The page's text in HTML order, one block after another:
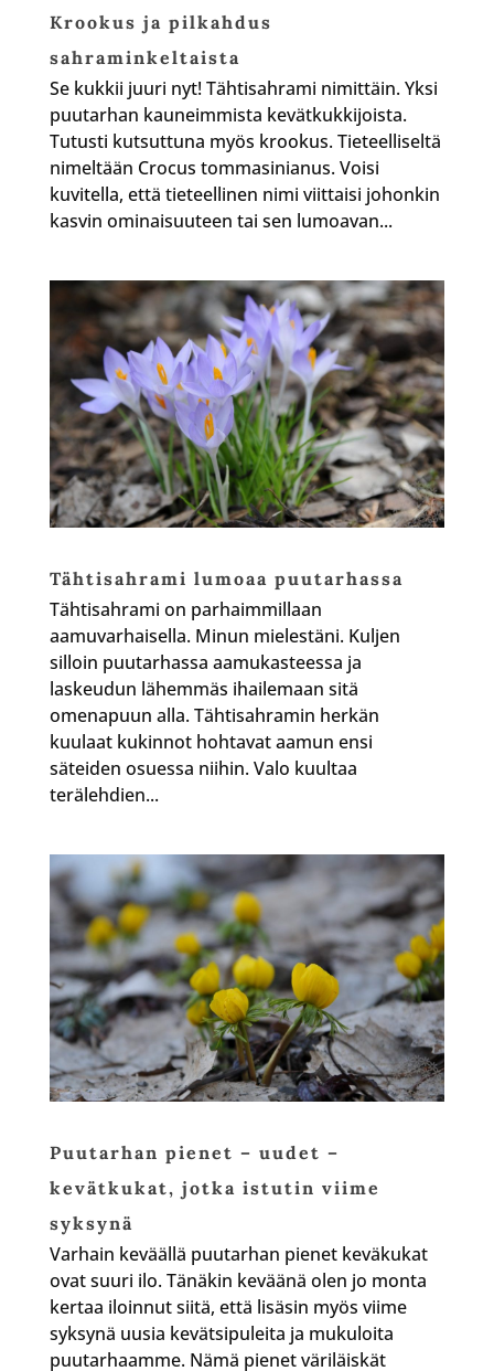
Krookus ja pilkahdus
sahraminkeltaista
Se kukkii juuri nyt! Tähtisahrami nimittäin. Yksi
puutarhan kauneimmista kevätkukkijoista.
Tutusti kutsuttuna myös krookus. Tieteelliseltä
nimeltään Crocus tommasinianus. Voisi
kuvitella, että tieteellinen nimi viittaisi johonkin
kasvin ominaisuuteen tai sen lumoavan...
Tähtisahrami lumoaa puutarhassa
Tähtisahrami on parhaimmillaan
aamuvarhaisella. Minun mielestäni. Kuljen
silloin puutarhassa aamukasteessa ja
laskeudun lähemmäs ihailemaan sitä
omenapuun alla. Tähtisahramin herkän
kuulaat kukinnot hohtavat aamun ensi
säteiden osuessa niihin. Valo kuultaa
terälehdien...
Puutarhan pienet – uudet –
kevätkukat, jotka istutin viime
syksynä
Varhain keväällä puutarhan pienet keväkukat
ovat suuri ilo. Tänäkin keväänä olen jo monta
kertaa iloinnut siitä, että lisäsin myös viime
syksynä uusia kevätsipuleita ja mukuloita
puutarhaamme. Nämä pienet väriläiskät